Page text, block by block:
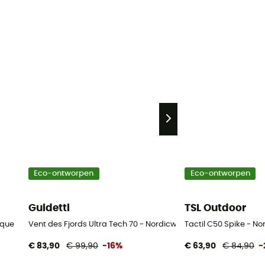
Eco-ontworpen
Guidetti
Vent des Fjords Ultra Tech 70 - Nordicwalkingstokken
€ 83,90 € 99,90 -16%
Eco-ontworpen
TSL Outdoor
Tactil C50 Spike -
€ 63,90 € 84,90 -